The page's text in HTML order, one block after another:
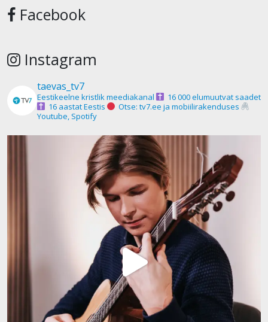
Facebook
Instagram
taevas_tv7
Eestikeelne kristlik meediakanal
16 000 elumuutvat saadet
16 aastat Eestis
Otse: tv7.ee ja mobiilirakenduses
Youtube, Spotify